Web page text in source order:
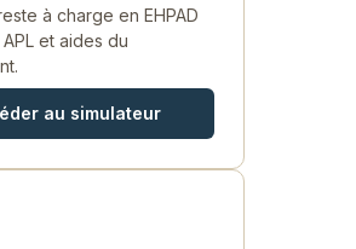
à charge en EHPAD
et aides du
au simulateur